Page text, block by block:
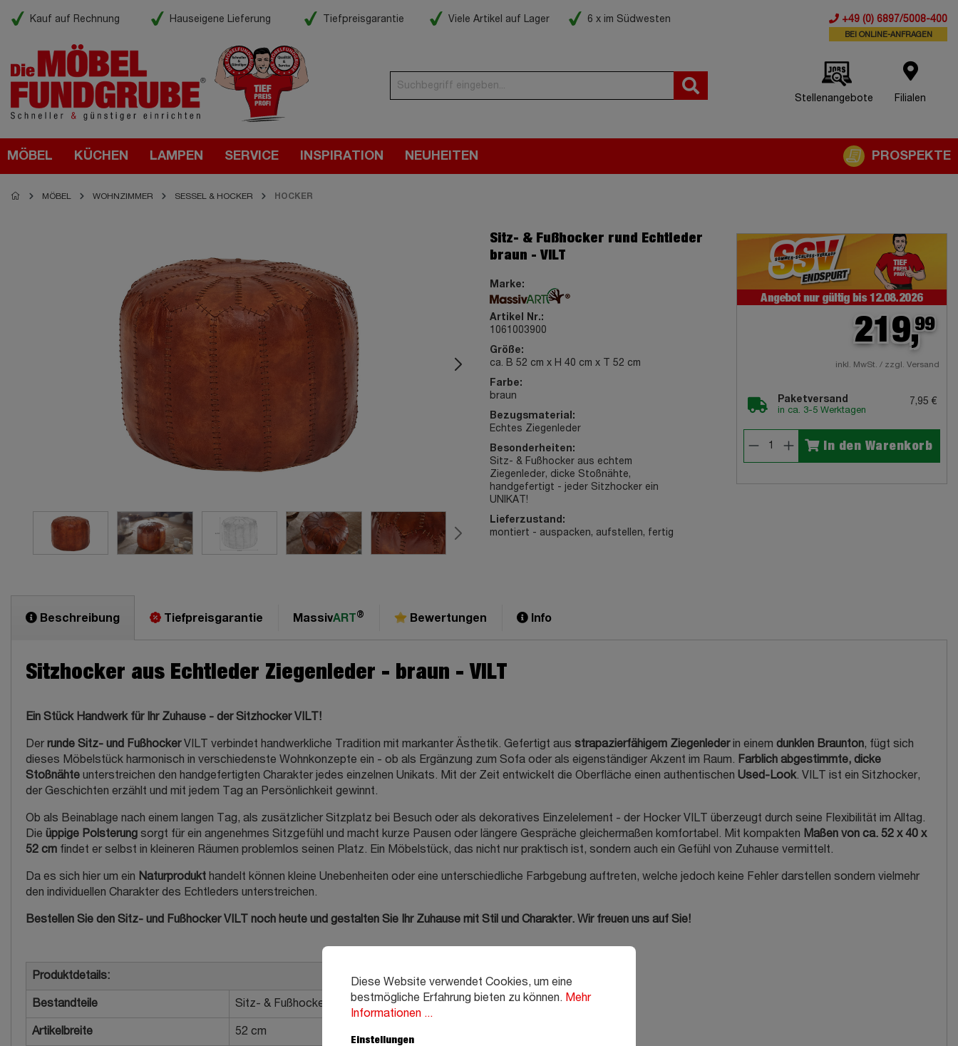
Kauf auf Rechnung Hauseigene Lieferung Tiefpreisgarantie Viele Artikel auf Lager 6 x im Südwesten +49 (0) 6897/5008-400
BEI ONLINE-ANFRAGEN
Stellenangebote Filialen
MÖBEL KÜCHEN LAMPEN SERVICE INSPIRATION NEUHEITEN PROSPEKTE
MÖBEL WOHNZIMMER SESSEL & HOCKER HOCKER
Sitz- & Fußhocker rund Echtleder
braun - VILT
Marke:
Artikel Nr.:
1061003900
Größe:
ca. B 52 cm x H 40 cm x T 52 cm
Farbe:
braun
Bezugsmaterial:
Echtes Ziegenleder
Besonderheiten:
Sitz- & Fußhocker aus echtem
Ziegenleder, dicke Stoßnähte,
handgefertigt - jeder Sitzhocker ein
UNIKAT!
Lieferzustand:
montiert - auspacken, aufstellen, fertig
219,99
inkl. MwSt. / zzgl. Versand
Paketversand
in ca. 3-5 Werktagen
7,95 €
In den Warenkorb
Beschreibung Tiefpreisgarantie MassivART® Bewertungen Info
Sitzhocker aus Echtleder Ziegenleder - braun - VILT
Ein Stück Handwerk für Ihr Zuhause - der Sitzhocker VILT!
Der runde Sitz- und FußhockerVILT verbindet handwerkliche Tradition mit markanter Ästhetik. Gefertigt aus strapazierfähigem Ziegenlederin einem dunklen Braunton, fügt sich
dieses Möbelstück harmonisch in verschiedenste Wohnkonzepte ein - ob als Ergänzung zum Sofa oder als eigenständiger Akzent im Raum. Farblich abgestimmte, dicke
Stoßnähte unterstreichen den handgefertigten Charakter jedes einzelnen Unikats. Mit der Zeit entwickelt die Oberfläche einen authentischen Used-Look. VILT ist ein Sitzhocker,
der Geschichten erzählt und mit jedem Tag an Persönlichkeit gewinnt.
Ob als Beinablage nach einem langen Tag, als zusätzlicher Sitzplatz bei Besuch oder als dekoratives Einzelelement - der Hocker VILT überzeugt durch seine Flexibilität im Alltag.
Die üppige Polsterung sorgt für ein angenehmes Sitzgefühl und macht kurze Pausen oder längere Gespräche gleichermaßen komfortabel. Mit kompakten Maßen von ca. 52 x 40 x
52 cm findet er selbst in kleineren Räumen problemlos seinen Platz. Ein Möbelstück, das nicht nur praktisch ist, sondern auch ein Gefühl von Zuhause vermittelt.
Da es sich hier um ein Naturprodukt handelt können kleine Unebenheiten oder eine unterschiedliche Farbgebung auftreten, welche jedoch keine Fehler darstellen sondern vielmehr
den individuellen Charakter des Echtleders unterstreichen.
Bestellen Sie den Sitz- und Fußhocker VILT noch heute und gestalten Sie Ihr Zuhause mit Stil und Charakter. Wir freuen uns auf Sie!
Produktdetails:
Bestandteile Sitz- & Fußhocker aus echtem Ziegenleder
Artikelbreite 52 cm
Diese Website verwendet Cookies, um eine
bestmögliche Erfahrung bieten zu können. Mehr
Informationen ...
Einstellungen